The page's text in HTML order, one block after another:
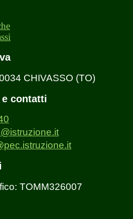
CHIVASSO (TO)
contatti
TOMM326007